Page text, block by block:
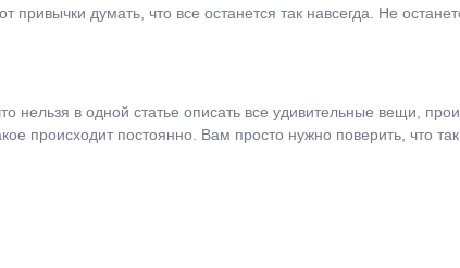
привычки думать, что все останется так навсегда. Не
нельзя в одной статье описать все удивительные вещи,
происходит постоянно. Вам просто нужно поверить, что